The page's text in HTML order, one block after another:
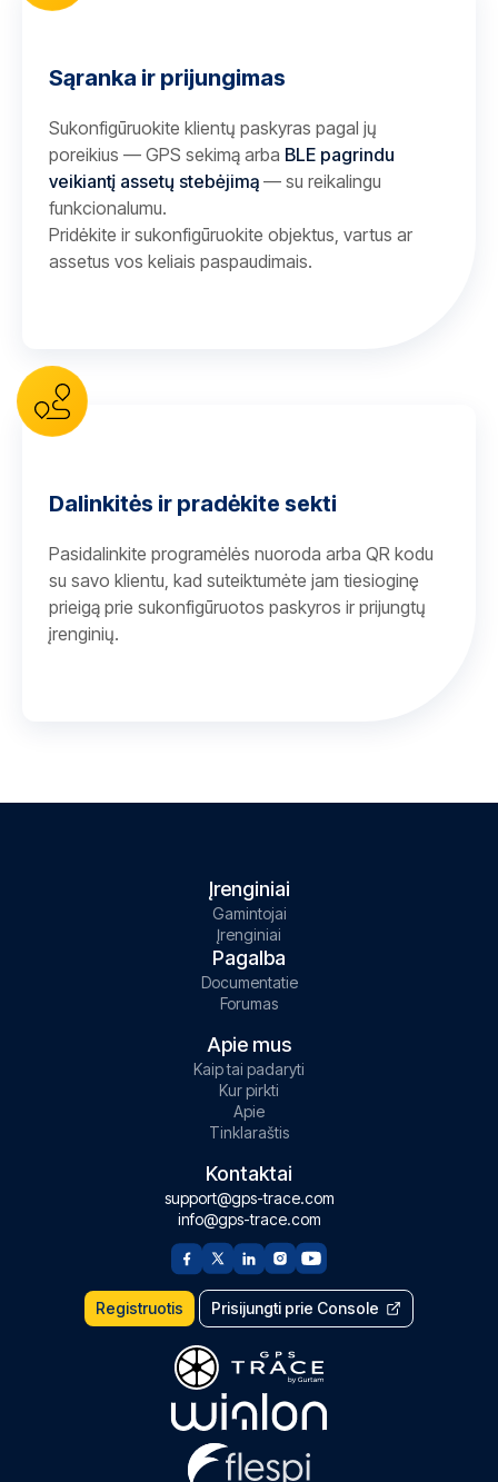
Sąranka ir prijungimas
Sukonfigūruokite klientų paskyras pagal jų
poreikius — GPS sekimą arba BLE pagrindu
veikiantį assetų stebėjimą — su reikalingu
funkcionalumu.
Pridėkite ir sukonfigūruokite objektus, vartus ar
assetus vos keliais paspaudimais.
Dalinkitės ir pradėkite sekti
Pasidalinkite programėlės nuoroda arba QR kodu
su savo klientu, kad suteiktumėte jam tiesioginę
prieigą prie sukonfigūruotos paskyros ir prijungtų
įrenginių.
Įrenginiai
Gamintojai
Įrenginiai
Pagalba
Documentatie
Forumas
Apie mus
Kaip tai padaryti
Kur pirkti
Apie
Tinklaraštis
Kontaktai
support@gps-trace.com
info@gps-trace.com
Registruotis Prisijungti prie Console